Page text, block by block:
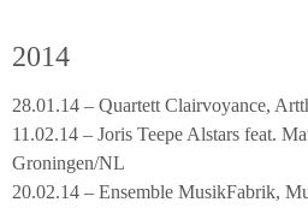
2014
28.01.14 – Quartett Clairvoyance,
11.02.14 – Joris Teepe Alstars feat.
Groningen/NL
20.02.14 – Ensemble MusikFabrik,